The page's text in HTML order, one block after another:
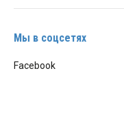
Мы в соцсетях
Facebook